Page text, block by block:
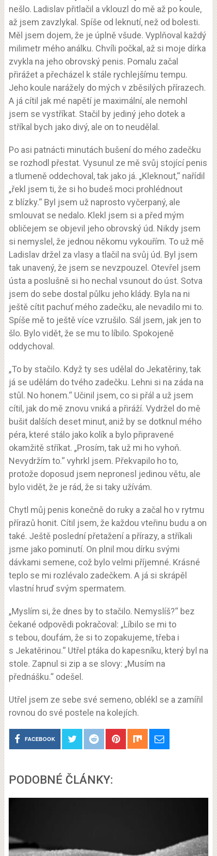
nešlo. Ladislav přitlačil a vklouzl do mě až po koule,
až jsem zavzlykal. Spíše od leknutí, než od bolesti.
Měl jsem dojem, že je úplně všude. Vyplňoval každý
milimetr mého análku. Chvíli počkal, až si moje dírka
zvykla na jeho obrovský penis. Pomalu začal
přirážet a přecházel k stále rychlejšímu tempu.
Jeho koule narážely do mých v zběsilých přírazech.
A já cítil jak mé napětí je maximální, ale nemohl
jsem se vystříkat. Stačil by jediný jeho dotek a
stříkal bych jako divý, ale on to neudělal.
Po asi patnácti minutách bušení do mého zadečku
se rozhodl přestat. Vysunul ze mě svůj stojící penis
a tlumeně oddechoval, tak jako já. „Kleknout,“ nařídil
„řekl jsem ti, že si ho budeš moci prohlédnout
z blízky.“ Byl jsem už naprosto vyčerpaný, ale
smlouvat se nedalo. Klekl jsem si a před mým
obličejem se objevil jeho obrovský úd. Nikdy jsem
si nemyslel, že jednou někomu vykouřím. To už mě
Ladislav držel za vlasy a tlačil na svůj úd. Byl jsem
tak unavený, že jsem se nevzpouzel. Otevřel jsem
ústa a poslušně si ho nechal vsunout do úst. Sotva
jsem do sebe dostal půlku jeho klády. Byla na ni
ještě cítit pachuť mého zadečku, ale nevadilo mi to.
Spíše mě to ještě více vzrušilo. Sál jsem, jak jen to
šlo. Bylo vidět, že se mu to líbilo. Spokojeně
oddychoval.
„To by stačilo. Když ty ses udělal do Jekatěriny, tak
já se udělám do tvého zadečku. Lehni si na záda na
stůl. No honem.“ Učinil jsem, co si přál a už jsem
cítil, jak do mě znovu vniká a přiráží. Vydržel do mě
bušit dalších deset minut, aniž by se dotknul mého
péra, které stálo jako kolík a bylo připravené
okamžitě stříkat. „Prosím, tak už mi ho vyhoň.
Nevydržím to.“ vyhrkl jsem. Překvapilo ho to,
protože doposud jsem nepronesl jedinou větu, ale
bylo vidět, že je rád, že si taky užívám.
Chytl můj penis konečně do ruky a začal ho v rytmu
přírazů honit. Cítil jsem, že každou vteřinu budu a on
také. Ještě poslední přetažení a přírazy, a stříkali
jsme jako pominutí. On plnil mou dírku svými
dávkami semene, což bylo velmi příjemné. Krásné
teplo se mi rozlévalo zadečkem. A já si skrápěl
vlastní hruď svým spermatem.
„Myslím si, že dnes by to stačilo. Nemyslíš?“ bez
čekané odpovědi pokračoval: „Líbilo se mi to
s tebou, doufám, že si to zopakujeme, třeba i
s Jekatěrinou.“ Utřel ptáka do kapesníku, který byl na
stole. Zapnul si zip a se slovy: „Musím na
přednášku.“ odešel.
Utřel jsem ze sebe své semeno, oblékl se a zamířil
rovnou do své postele na kolejích.
FACEBOOK
PODOBNÉ ČLÁNKY: